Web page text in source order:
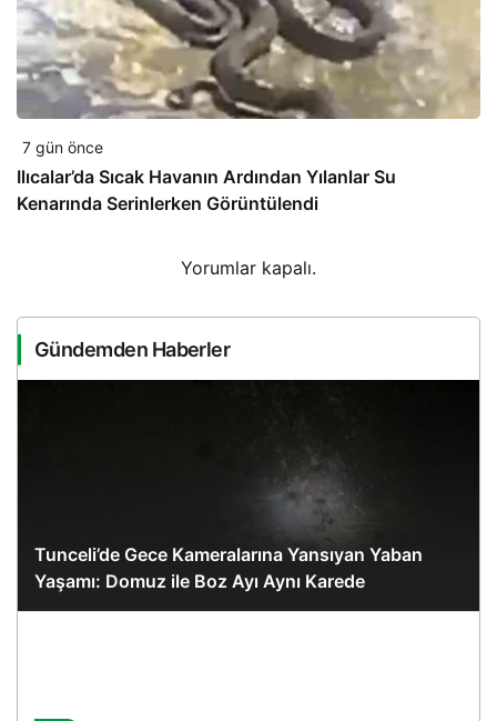
7 gün önce
Ilıcalar’da Sıcak Havanın Ardından Yılanlar Su
Kenarında Serinlerken Görüntülendi
Yorumlar kapalı.
Gündemden Haberler
Tunceli’de Gece Kameralarına Yansıyan Yaban
Yaşamı: Domuz ile Boz Ayı Aynı Karede